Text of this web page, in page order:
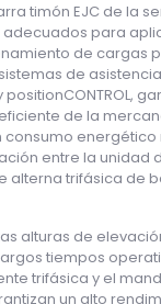
timón EJC de la
adecuados para
de cargas
de
positionCONTROL,
de la
consumo
entre la unidad
alterna trifásica de
alturas de
tiempos
trifásica y el
un alto